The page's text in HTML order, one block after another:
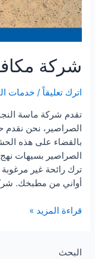
شركة
اترك تعليقاً /خدمات
تقدم شركة ماسة
الصراصير، نحن نقدم
بالقضاء على هذه
الصراصير بسيهات
ترك رائحة غير
أواني من مطبخك.
شركة
بسيهات
قراءة المزيد »
البحث